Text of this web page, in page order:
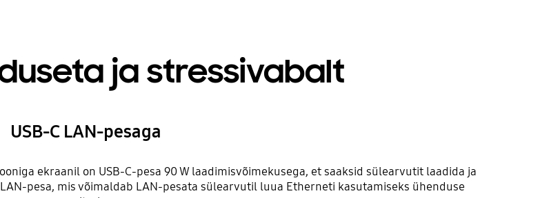
ja stressivabalt
USB-C LAN-pesaga
ekraanil on USB-C-pesa 90 W laadimisvõimekusega, et saaksid sülearvutit laadida ja
pesa, mis võimaldab LAN-pesata sülearvutil luua Etherneti kasutamiseks ühenduse